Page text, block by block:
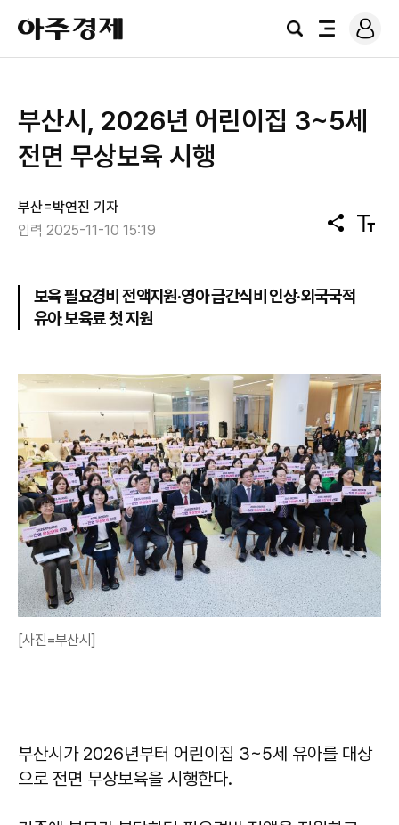
아
주
경
검
전
로
그
부산시, 2026년 어린이집 3~5세
전면 무상보육 시행
부산=박연진 기자
입력 2025-11-10 15:19
공
유
텍
스
보육 필요경비 전액지원·영아 급간식비 인상·외국국적
유아 보육료 첫 지원
[사진=부산시]
부산시가 2026년부터 어린이집 3~5세 유아를 대상
으로 전면 무상보육을 시행한다.